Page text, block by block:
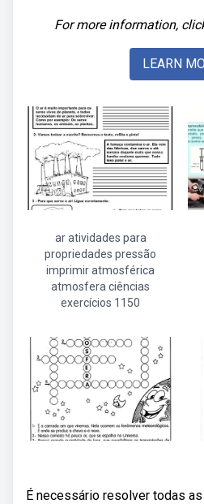
For more information,
LEARN
ar atividades para
propriedades pressão
imprimir atmosférica
atmosfera ciências
exercícios 1150
É necessário resolver todas